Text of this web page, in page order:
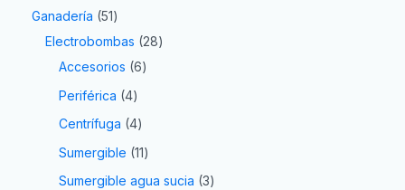
Ganadería 51
Electrobombas
28
Accesorios 6
Periférica 4
Centrífuga 4
Sumergible 11
Sumergible agua sucia 3